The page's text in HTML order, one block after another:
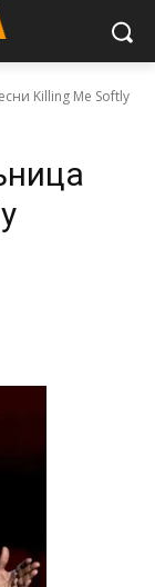
Killing Me Softly